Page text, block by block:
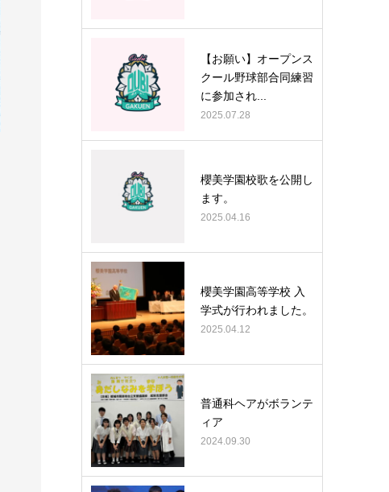
【お願い】オープンス
クール野球部合同練習
に参加され...
2025.07.28
櫻美学園校歌を公開し
ます。
2025.04.16
櫻美学園高等学校 入
学式が行われました。
2025.04.12
普通科ヘアがボランテ
ィア
2024.09.30